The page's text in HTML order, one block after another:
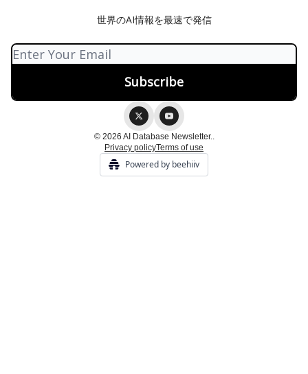
世界のAI情報を最速で発信
© 2026 AI Database Newsletter..
Privacy policyTerms of use
Powered by beehiiv